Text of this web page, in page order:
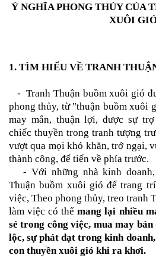
Ý NGHĨA PHONG THỦY CỦA
XUÔI
1. TÌM HIỂU VỀ TRANH
-Tranh Thuận buồm xuôi gió
phong thủy, từ "thuận buồm xuôi
may mắn, thuận lợi, được sự
chiếc thuyền trong tranh tượng
vượt qua mọi khó khăn, trở ngại,
thành công, để tiến về phía trước.
- Với những nhà kinh doanh,
Thuận buồm xuôi gió để trang
việc, Theo phong thủy, treo tranh
làm việc có thểmang lại nhiều
sẻ trong công việc, mua may
lộc, sự phát đạt trong kinh
con thuyền xuôi gió khi ra khơi.